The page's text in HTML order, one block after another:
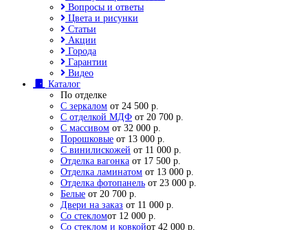
Вопросы и ответы
Цвета и рисунки
Статьи
Акции
Города
Гарантии
Видео
Каталог
По отделке
С зеркалом от 24 500 р.
С отделкой МДФ от 20 700 р.
С массивом от 32 000 р.
Порошковые от 13 000 р.
С винилискожей от 11 000 р.
Отделка вагонка от 17 500 р.
Отделка ламинатом от 13 000 р.
Отделка фотопанель от 23 000 р.
Белые от 20 700 р.
Двери на заказ от 11 000 р.
Со стекломот 12 000 р.
Со стеклом и ковкойот 42 000 р.